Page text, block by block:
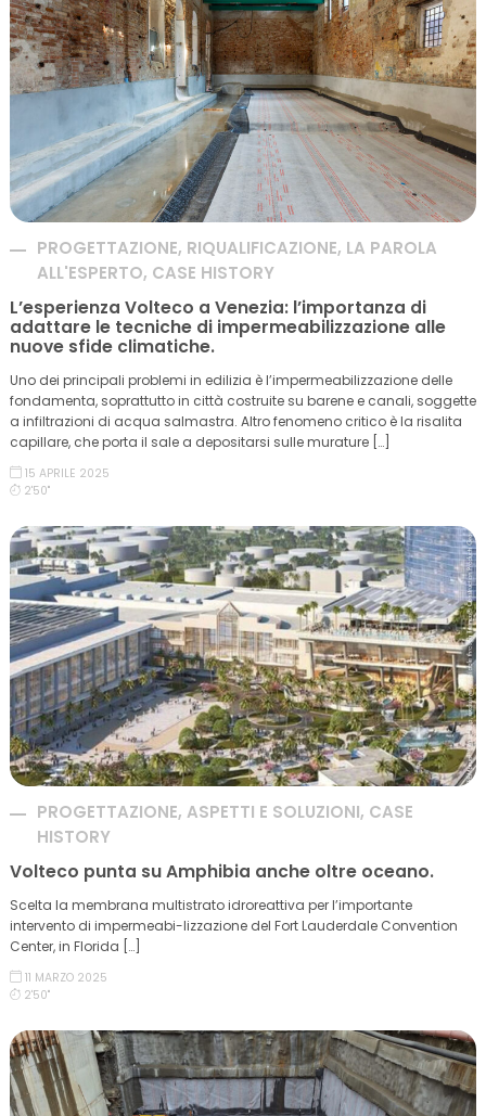
PROGETTAZIONE, RIQUALIFICAZIONE, LA PAROLA
ALL'ESPERTO, CASE HISTORY
L’esperienza Volteco a Venezia: l’importanza di
adattare le tecniche di impermeabilizzazione alle
nuove sfide climatiche.
Uno dei principali problemi in edilizia è l’impermeabilizzazione delle
fondamenta, soprattutto in città costruite su barene e canali, soggette
a infiltrazioni di acqua salmastra. Altro fenomeno critico è la risalita
capillare, che porta il sale a depositarsi sulle murature […]
15 APRILE 2025
2'50''
PROGETTAZIONE, ASPETTI E SOLUZIONI, CASE
HISTORY
Volteco punta su Amphibia anche oltre oceano.
Scelta la membrana multistrato idroreattiva per l’importante
intervento di impermeabi-lizzazione del Fort Lauderdale Convention
Center, in Florida […]
11 MARZO 2025
2'50''